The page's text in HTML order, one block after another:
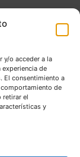
y/o acceder a la
de
El consentimiento a
de
retirar el
y